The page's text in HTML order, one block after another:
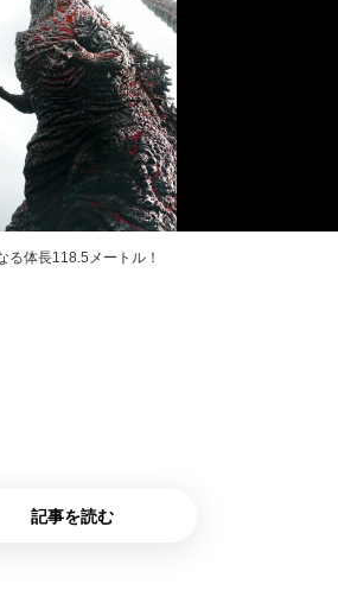
る体長118.5メートル！
記事を読む